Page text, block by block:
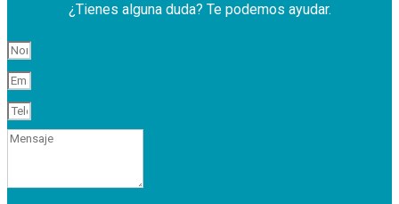
¿Tienes alguna duda? Te podemos ayudar.